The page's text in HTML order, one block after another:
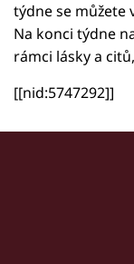
týdne se můžete
Na konci týdne
rámci lásky a
[[nid:5747292]]